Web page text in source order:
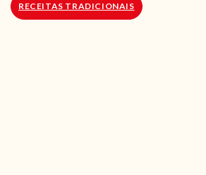
LOJA ONLINE
RECEITAS TRADICIONAIS